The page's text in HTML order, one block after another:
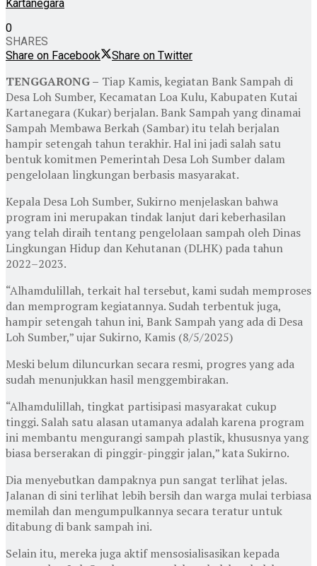
Kartanegara
0
SHARES
Share on Facebook
Share on Twitter
TENGGARONG – Tiap Kamis, kegiatan Bank Sampah di
Desa Loh Sumber, Kecamatan Loa Kulu, Kabupaten Kutai
Kartanegara (Kukar) berjalan. Bank Sampah yang dinamai
Sampah Membawa Berkah (Sambar) itu telah berjalan
hampir setengah tahun terakhir. Hal ini jadi salah satu
bentuk komitmen Pemerintah Desa Loh Sumber dalam
pengelolaan lingkungan berbasis masyarakat.
Kepala Desa Loh Sumber, Sukirno menjelaskan bahwa
program ini merupakan tindak lanjut dari keberhasilan
yang telah diraih tentang pengelolaan sampah oleh Dinas
Lingkungan Hidup dan Kehutanan (DLHK) pada tahun
2022–2023.
“Alhamdulillah, terkait hal tersebut, kami sudah memproses
dan memprogram kegiatannya. Sudah terbentuk juga,
hampir setengah tahun ini, Bank Sampah yang ada di Desa
Loh Sumber,” ujar Sukirno, Kamis (8/5/2025)
Meski belum diluncurkan secara resmi, progres yang ada
sudah menunjukkan hasil menggembirakan.
“Alhamdulillah, tingkat partisipasi masyarakat cukup
tinggi. Salah satu alasan utamanya adalah karena program
ini membantu mengurangi sampah plastik, khususnya yang
biasa berserakan di pinggir-pinggir jalan,” kata Sukirno.
Dia menyebutkan dampaknya pun sangat terlihat jelas.
Jalanan di sini terlihat lebih bersih dan warga mulai terbiasa
memilah dan mengumpulkannya secara teratur untuk
ditabung di bank sampah ini.
Selain itu, mereka juga aktif mensosialisasikan kepada